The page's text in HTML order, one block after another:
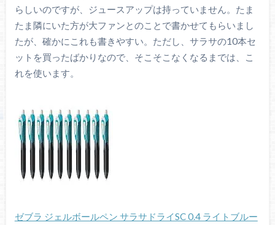
らしいのですが、ジュースアップは持っていません。たま
たま隣にいた方が大ファンとのことで書かせてもらいまし
たが、確かにこれも書きやすい。ただし、サラサの10本セ
ットを買ったばかりなので、そこそこなくなるまでは、こ
れを使います。
ゼブラ ジェルボールペン サラサドライSC 0.4 ライトブルー